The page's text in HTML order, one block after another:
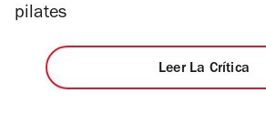
pilates
Leer La Crítica